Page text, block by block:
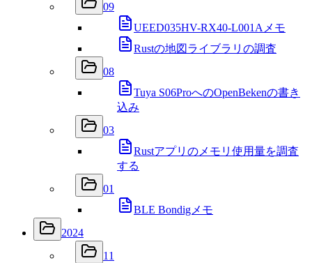
09
UEED035HV-RX40-L001Aメモ
Rustの地図ライブラリの調査
08
Tuya S06ProへのOpenBekenの書き
込み
03
Rustアプリのメモリ使用量を調査
する
01
BLE Bondigメモ
2024
11